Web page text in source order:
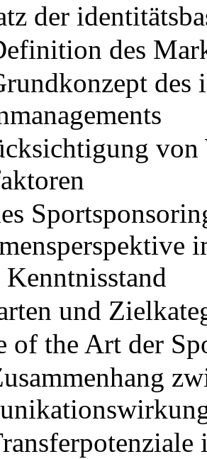
der
des
des
und
of the Art der